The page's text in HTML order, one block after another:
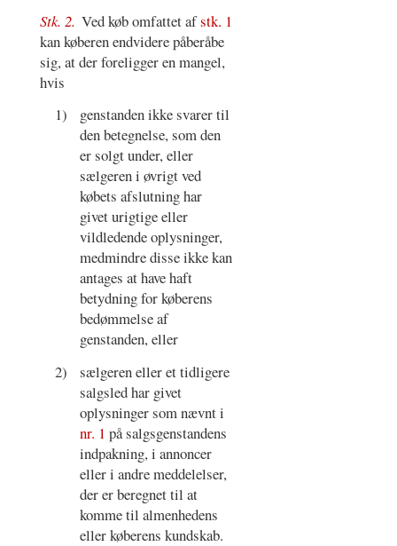
Stk. 2. Ved køb omfattet afstk. 1
kan køberen endvidere påberåbe
sig, at der foreligger en mangel,
hvis
1)
genstanden ikke svarer til
den betegnelse, som den
er solgt under, eller
sælgeren i øvrigt ved
købets afslutning har
givet urigtige eller
vildledende oplysninger,
medmindre disse ikke kan
antages at have haft
betydning for køberens
bedømmelse af
genstanden, eller
2)
sælgeren eller et tidligere
salgsled har givet
oplysninger som nævnt i
nr. 1 på salgsgenstandens
indpakning, i annoncer
eller i andre meddelelser,
der er beregnet til at
komme til almenhedens
eller køberens kundskab.